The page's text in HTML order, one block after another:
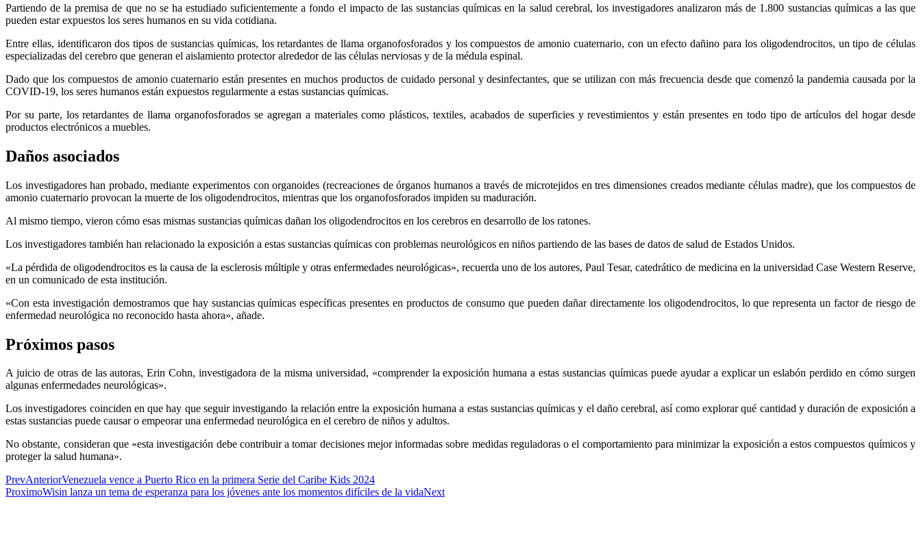
Partiendo de la premisa de que no se ha estudiado suficientemente a fondo el impacto de las sustancias químicas en la salud cerebral, los investigadores analizaron más de 1.800 sustancias químicas a las que
pueden estar expuestos los seres humanos en su vida cotidiana.
Entre ellas, identificaron dos tipos de sustancias químicas, los retardantes de llama organofosforados y los compuestos de amonio cuaternario, con un efecto dañino para los oligodendrocitos, un tipo de células
especializadas del cerebro que generan el aislamiento protector alrededor de las células nerviosas y de la médula espinal.
Dado que los compuestos de amonio cuaternario están presentes en muchos productos de cuidado personal y desinfectantes, que se utilizan con más frecuencia desde que comenzó la pandemia causada por la
COVID-19, los seres humanos están expuestos regularmente a estas sustancias químicas.
Por su parte, los retardantes de llama organofosforados se agregan a materiales como plásticos, textiles, acabados de superficies y revestimientos y están presentes en todo tipo de artículos del hogar desde
productos electrónicos a muebles.
Daños asociados
Los investigadores han probado, mediante experimentos con organoides (recreaciones de órganos humanos a través de microtejidos en tres dimensiones creados mediante células madre), que los compuestos de
amonio cuaternario provocan la muerte de los oligodendrocitos, mientras que los organofosforados impiden su maduración.
Al mismo tiempo, vieron cómo esas mismas sustancias químicas dañan los oligodendrocitos en los cerebros en desarrollo de los ratones.
Los investigadores también han relacionado la exposición a estas sustancias químicas con problemas neurológicos en niños partiendo de las bases de datos de salud de Estados Unidos.
«La pérdida de oligodendrocitos es la causa de la esclerosis múltiple y otras enfermedades neurológicas», recuerda uno de los autores, Paul Tesar, catedrático de medicina en la universidad Case Western Reserve,
en un comunicado de esta institución.
«Con esta investigación demostramos que hay sustancias químicas específicas presentes en productos de consumo que pueden dañar directamente los oligodendrocitos, lo que representa un factor de riesgo de
enfermedad neurológica no reconocido hasta ahora», añade.
Próximos pasos
A juicio de otras de las autoras, Erin Cohn, investigadora de la misma universidad, «comprender la exposición humana a estas sustancias químicas puede ayudar a explicar un eslabón perdido en cómo surgen
algunas enfermedades neurológicas».
Los investigadores coinciden en que hay que seguir investigando la relación entre la exposición humana a estas sustancias químicas y el daño cerebral, así como explorar qué cantidad y duración de exposición a
estas sustancias puede causar o empeorar una enfermedad neurológica en el cerebro de niños y adultos.
No obstante, consideran que «esta investigación debe contribuir a tomar decisiones mejor informadas sobre medidas reguladoras o el comportamiento para minimizar la exposición a estos compuestos químicos y
proteger la salud humana».
PrevAnteriorVenezuela vence a Puerto Rico en la primera Serie del Caribe Kids 2024
ProximoWisin lanza un tema de esperanza para los jóvenes ante los momentos difíciles de la vidaNext